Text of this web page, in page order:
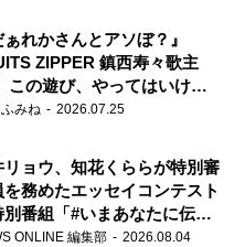
ぁれかさんとアソぼ？』
ZIPPER 鎮西寿々歌主
この遊び、やってはいけま
。みね 2026.07.25
リョウ、知花くららが特別審
を務めたエッセイコンテスト
別番組「#いまあなたに伝え
こと」
ONLINE 編集部 2026.08.04